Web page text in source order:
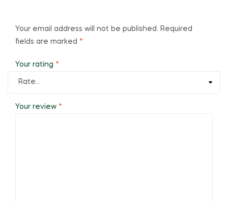
Your email address will not be published. Required
fields are marked *
Your rating *
Your review *